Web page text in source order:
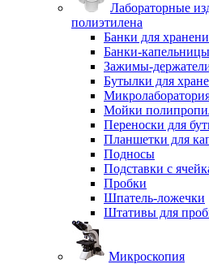
Лабораторные
полиэтилена
Банки для
Банки-капельницы
Зажимы-
Бутылки для
Мойки
Переноски для
Планшетки для
Подносы
Подставки с
Пробки
Шпатель-ложечки
Штативы для
Микроскопия